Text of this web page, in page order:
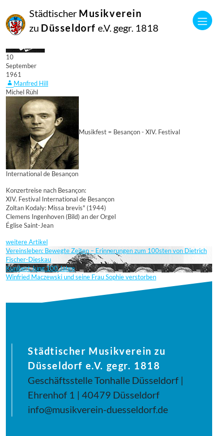
Städtischer Musikverein
zu Düsseldorf e.V. gegr. 1818
10
September
1961
Manfred Hill
Michel Rühl
Musikfest = Besançon - XIV. Festival
International de Besançon
Konzertreise nach Besançon:
XIV. Festival International de Besançon
Zoltan Kodaly: Missa brevis" (1944)
Clemens Ingenhoven (Bild) an der Orgel
Église Saint-Jean
weitere Artikel
Vereinsleben: Bewegte Zeiten – Erinnerungen zum 100sten von Dietrich
Fischer-Dieskau
Kunibert Jung 100 Jahre
Winfried Maczewski und seine Frau Sophie verstorben
Städtischer Musikverein zu
Düsseldorf e.V. gegr. 1818
Geschäftsstelle Tonhalle Düsseldorf |
Ehrenhof 1 | 40479 Düsseldorf
info@musikverein-duesseldorf.de